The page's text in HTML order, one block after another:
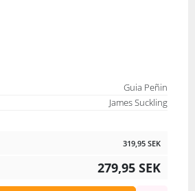
Guia Peñin
James Suckling
319,95 SEK
279,95 SEK